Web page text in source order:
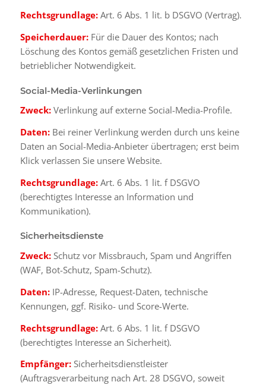
Rechtsgrundlage: Art. 6 Abs. 1 lit. b DSGVO (Vertrag).
Speicherdauer: Für die Dauer des Kontos; nach
Löschung des Kontos gemäß gesetzlichen Fristen und
betrieblicher Notwendigkeit.
Social-Media-Verlinkungen
Zweck: Verlinkung auf externe Social-Media-Profile.
Daten: Bei reiner Verlinkung werden durch uns keine
Daten an Social-Media-Anbieter übertragen; erst beim
Klick verlassen Sie unsere Website.
Rechtsgrundlage: Art. 6 Abs. 1 lit. f DSGVO
(berechtigtes Interesse an Information und
Kommunikation).
Sicherheitsdienste
Zweck: Schutz vor Missbrauch, Spam und Angriffen
(WAF, Bot-Schutz, Spam-Schutz).
Daten: IP-Adresse, Request-Daten, technische
Kennungen, ggf. Risiko- und Score-Werte.
Rechtsgrundlage: Art. 6 Abs. 1 lit. f DSGVO
(berechtigtes Interesse an Sicherheit).
Empfänger: Sicherheitsdienstleister
(Auftragsverarbeitung nach Art. 28 DSGVO, soweit